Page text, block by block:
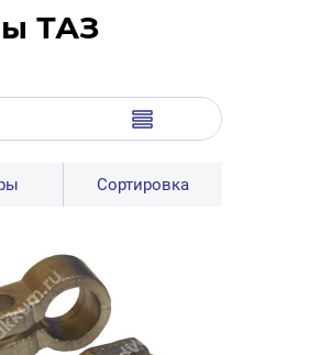
ТАЗ
Сортировка